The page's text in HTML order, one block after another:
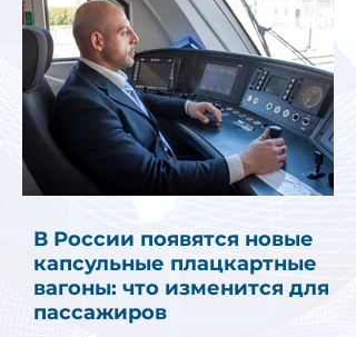
В России появятся новые
капсульные плацкартные
вагоны: что изменится для
пассажиров